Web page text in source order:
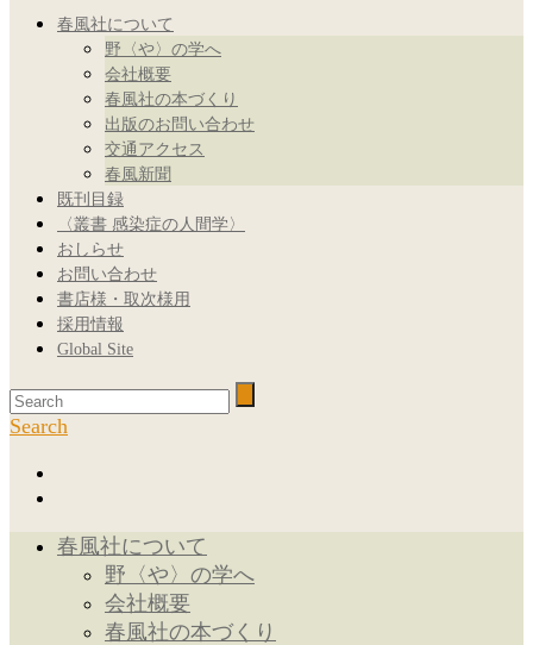
春風社について
野〈や〉の学へ
会社概要
春風社の本づくり
出版のお問い合わせ
交通アクセス
春風新聞
既刊目録
〈叢書 感染症の人間学〉
おしらせ
お問い合わせ
書店様・取次様用
採用情報
Global Site
Search
春風社について
野〈や〉の学へ
会社概要
春風社の本づくり